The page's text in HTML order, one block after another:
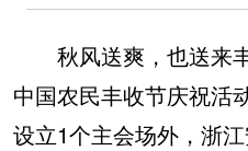
秋风送爽，也送来
中国农民丰收节庆祝活
设立1个主会场外，浙江